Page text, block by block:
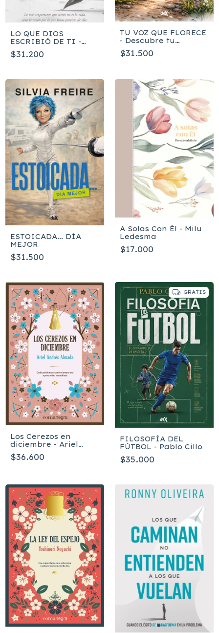
LO QUE DIOS
ESCRIBIÓ DE TI -
Yesenia Then
$31.200
TU VOZ QUE FLORECE
- Descubre tu
propósito en la
narrativa de tu árbol
$31.500
ESTOICADA... DÍA
MEJOR
$31.500
A Solas Con Él - Milu
Ledesma
$17.000
Los Cerezos en
diciembre - Ariel
Andrés Almada
$36.600
GRATIS
FILOSOFÍA DEL
FÚTBOL - Pablo Cillo
$35.000